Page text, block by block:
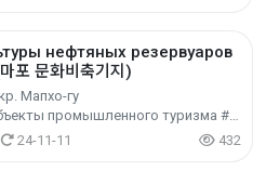
нефтяных резервуаров
포 문화비축기지)
Мапхо-гу
#Прочие объекты промышленного туризма #Промышленный туризм #Экспериментальный туризм
24-11-11 432